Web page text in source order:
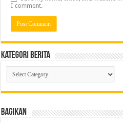
I comment.
Kategori Berita
Kategori
Berita
Bagikan